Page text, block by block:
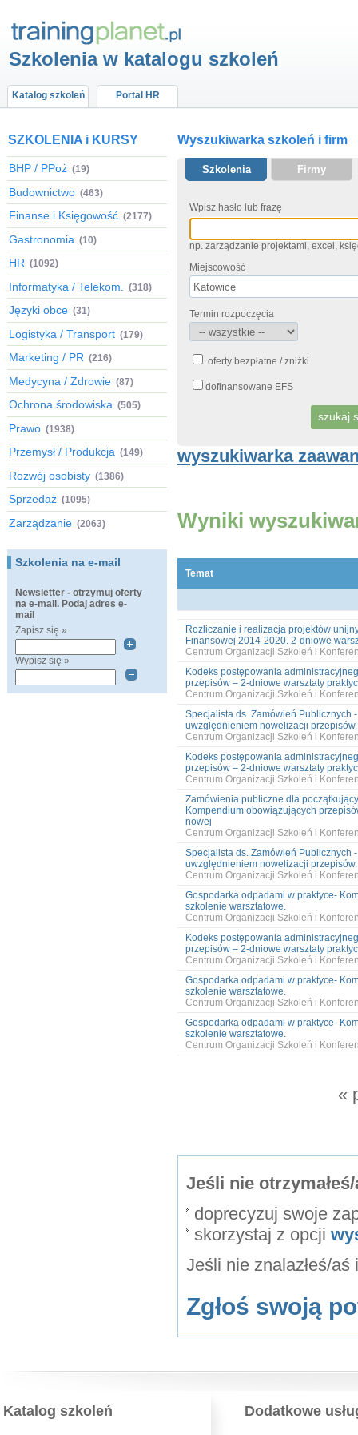
Szkolenia w katalogu szkoleń
Katalog szkoleń Portal HR
SZKOLENIA i KURSY
BHP / PPoż (19)
Budownictwo (463)
Finanse i Księgowość (2177)
Gastronomia (10)
HR (1092)
Informatyka / Telekom. (318)
Języki obce (31)
Logistyka / Transport (179)
Marketing / PR (216)
Medycyna / Zdrowie (87)
Ochrona środowiska (505)
Prawo (1938)
Przemysł / Produkcja (149)
Rozwój osobisty (1386)
Sprzedaż (1095)
Zarządzanie (2063)
Szkolenia na e-mail
Newsletter - otrzymuj oferty
na e-mail. Podaj adres e-
mail
Zapisz się »
Wypisz się »
Wyszukiwarka szkoleń i firm
Szkolenia Firmy
Wpisz hasło lub frazę
np. zarządzanie projektami, excel,
Miejscowość
Termin rozpoczęcia
oferty bezpłatne / zniżki
dofinansowane EFS
wyszukiwarka
Wyniki
Temat
Rozliczanie i realizacja projektów
Finansowej 2014-2020. 2-dniowe
Centrum Organizacji Szkoleń i
Kodeks postępowania
przepisów – 2-dniowe warsztaty
Centrum Organizacji Szkoleń i
Specjalista ds. Zamówień Publicznych
uwzględnieniem nowelizacji przepisów.
Centrum Organizacji Szkoleń i
Kodeks postępowania
przepisów – 2-dniowe warsztaty
Centrum Organizacji Szkoleń i
Zamówienia publiczne dla
Kompendium obowiązujących
nowej
Centrum Organizacji Szkoleń i
Specjalista ds. Zamówień Publicznych
uwzględnieniem nowelizacji przepisów.
Centrum Organizacji Szkoleń i
Gospodarka odpadami w praktyce-
szkolenie warsztatowe.
Centrum Organizacji Szkoleń i
Kodeks postępowania
przepisów – 2-dniowe warsztaty
Centrum Organizacji Szkoleń i
Gospodarka odpadami w praktyce-
szkolenie warsztatowe.
Centrum Organizacji Szkoleń i
Gospodarka odpadami w praktyce-
szkolenie warsztatowe.
Centrum Organizacji Szkoleń i
«
Jeśli nie
doprecyzuj swoje
skorzystaj z opcji
Jeśli nie znalazłeś/
Zgłoś swoją
Katalog szkoleń Dodatkowe